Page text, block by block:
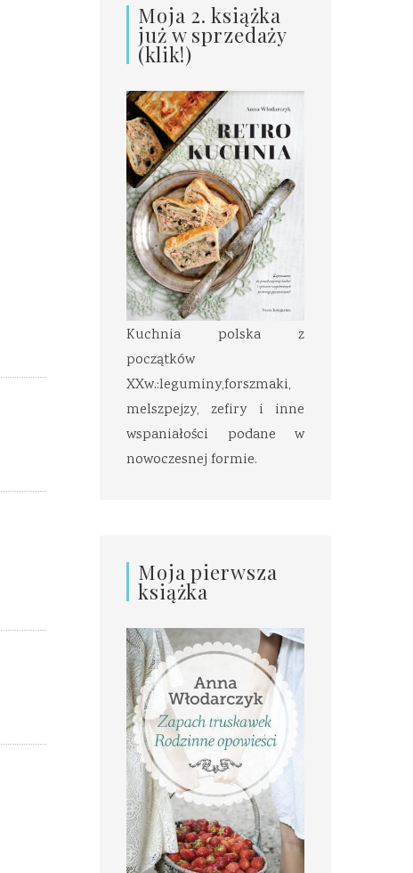
Moja 2. książka
już w sprzedaży
(klik!)
Kuchnia polska z
początków
XXw.:leguminy,forszmaki,
melszpejzy, zefiry i inne
wspaniałości podane w
nowoczesnej formie.
Moja pierwsza
książka